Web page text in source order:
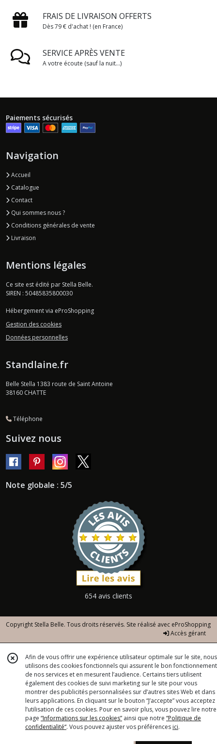
FRAIS DE LIVRAISON OFFERTS
Dès 79 € d'achat ! (en France)
SERVICE APRÈS VENTE
A votre écoute (sauf la nuit...)
Paiements sécurisés
Navigation
Accueil
Catalogue
Contact
Qui sommes nous ?
Conditions générales de vente
Livraison
Mentions légales
Ce site est édité par Stella Belle.
SIREN : 50485835800030
Hébergement via eProShopping
Gestion des cookies
Données personnelles
Standlaine.fr
Belle Stella 1383 route de Saint Antoine
38160 CHATTE
Téléphone
Suivez nous
Note globale : 5/5
654 avis clients
Copyright Stella Belle. Tous droits réservés. Site réalisé avec eProShopping
Accès gérant
Afin de vous offrir une expérience utilisateur optimale sur le site, nous
utilisons des cookies fonctionnels qui assurent le bon fonctionnement
de nos services et en mesurent l’audience. Certains tiers utilisent
également des cookies de suivi marketing sur le site pour vous
montrer des publicités personnalisées sur d’autres sites Web et dans
leurs applications. En cliquant sur le bouton “J’accepte” vous acceptez
l’utilisation de ces cookies. Pour en savoir plus, vous pouvez lire notre
page “Informations sur les cookies” ainsi que notre “Politique de
confidentialité“. Vous pouvez ajuster vos préférences ici.